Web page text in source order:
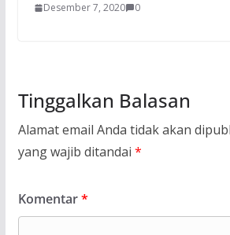
Desember 7, 2020 0
Tinggalkan Balasan
Alamat email Anda tidak akan
yang wajib ditandai *
Komentar*